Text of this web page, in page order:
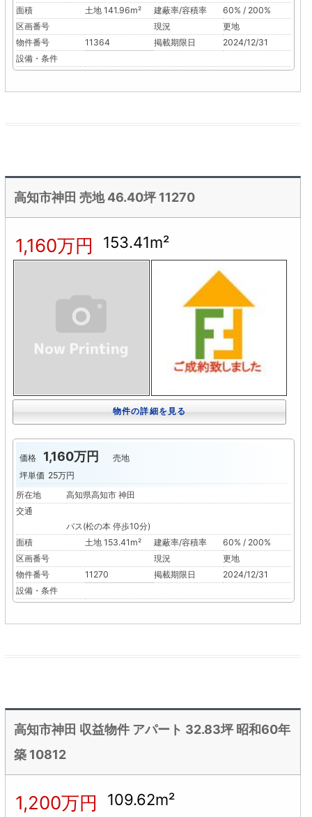
面積
土地 141.96m² 建蔽率/容積率
60% / 200%
区画番号
現況
更地
物件番号
11364 掲載期限日
2024/12/31
設備・条件
高知市神田 売地 46.40坪 11270
1,160万円 153.41m²
物件の詳細を見る
価格 1,160万円
売地
坪単価 25万円
所在地
高知県高知市 神田
交通
バス(松の本 停歩10分)
面積
土地 153.41m² 建蔽率/容積率
60% / 200%
区画番号
現況
更地
物件番号
11270 掲載期限日
2024/12/31
設備・条件
高知市神田 収益物件 アパート 32.83坪 昭和60年
築 10812
1,200万円 109.62m²